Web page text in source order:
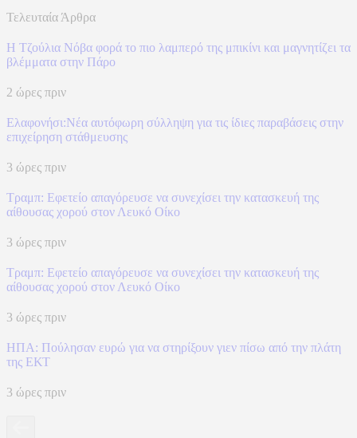
Τελευταία Άρθρα
Η Τζούλια Νόβα φορά το πιο λαμπερό της μπικίνι και μαγνητίζει τα
βλέμματα στην Πάρο
2 ώρες πριν
Ελαφονήσι:Νέα αυτόφωρη σύλληψη για τις ίδιες παραβάσεις στην
επιχείρηση στάθμευσης
3 ώρες πριν
Τραμπ: Εφετείο απαγόρευσε να συνεχίσει την κατασκευή της
αίθουσας χορού στον Λευκό Οίκο
3 ώρες πριν
Τραμπ: Εφετείο απαγόρευσε να συνεχίσει την κατασκευή της
αίθουσας χορού στον Λευκό Οίκο
3 ώρες πριν
ΗΠΑ: Πούλησαν ευρώ για να στηρίξουν γιεν πίσω από την πλάτη
της ΕΚΤ
3 ώρες πριν